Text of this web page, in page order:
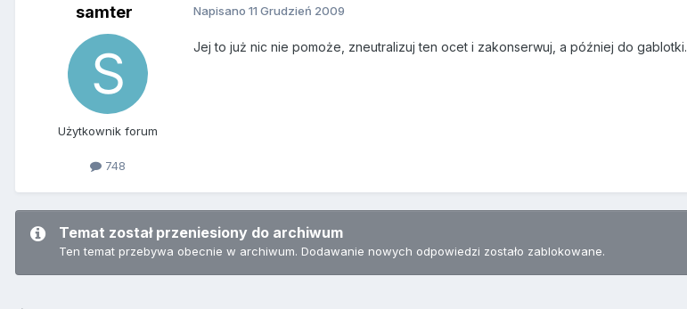
samter
Użytkownik forum
748
Napisano 11 Grudzień 2009
Jej to już nic nie pomoże, zneutralizuj ten ocet i zakonserwuj, a później do gablotki.
Temat został przeniesiony do archiwum
Ten temat przebywa obecnie w archiwum. Dodawanie nowych odpowiedzi zostało zablokowane.